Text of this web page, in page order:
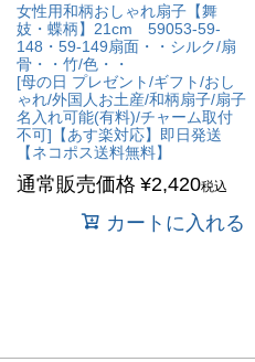
女性用和柄おしゃれ扇子【舞
妓・蝶柄】21cm 59053-59-
148・59-149扇面・・シルク/扇
骨・・竹/色・・
[母の日 プレゼント/ギフト/おし
ゃれ/外国人お土産/和柄扇子/扇子
名入れ可能(有料)/チャーム取付
不可]【あす楽対応】即日発送
【ネコポス送料無料】
通常販売価格 ¥2,420税込
カートに入れる